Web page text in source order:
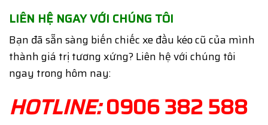
LIÊN HỆ NGAY VỚI CHÚNG TÔI
Bạn đã sẵn sàng biến chiếc xe đầu kéo cũ của mình
thành giá trị tương xứng? Liên hệ với chúng tôi
ngay trong hôm nay:
HOTLINE:0906 382 588